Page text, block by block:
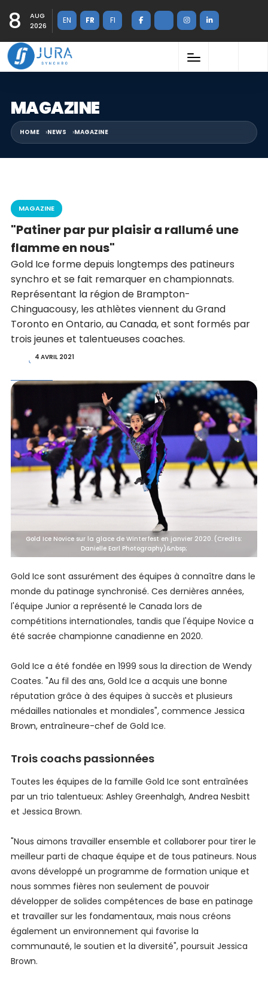
8
AUG
2026
EN FR FI
MAGAZINE
HOME NEWS MAGAZINE
MAGAZINE
"Patiner par pur plaisir a rallumé une
flamme en nous"
Gold Ice forme depuis longtemps des patineurs
synchro et se fait remarquer en championnats.
Représentant la région de Brampton-
Chinguacousy, les athlètes viennent du Grand
Toronto en Ontario, au Canada, et sont formés par
trois jeunes et talentueuses coaches.
4 AVRIL 2021
Gold Ice Novice sur la glace de Winterfest en janvier 2020. (Credits:
Danielle Earl Photography)&nbsp;
Gold Ice sont assurément des équipes à connaître dans le
monde du patinage synchronisé. Ces dernières années,
l'équipe Junior a représenté le Canada lors de
compétitions internationales, tandis que l'équipe Novice a
été sacrée championne canadienne en 2020.
Gold Ice a été fondée en 1999 sous la direction de Wendy
Coates. "Au fil des ans, Gold Ice a acquis une bonne
réputation grâce à des équipes à succès et plusieurs
médailles nationales et mondiales", commence Jessica
Brown, entraîneure-chef de Gold Ice.
Trois coachs passionnées
Toutes les équipes de la famille Gold Ice sont entraînées
par un trio talentueux: Ashley Greenhalgh, Andrea Nesbitt
et Jessica Brown.
"Nous aimons travailler ensemble et collaborer pour tirer le
meilleur parti de chaque équipe et de tous patineurs. Nous
avons développé un programme de formation unique et
nous sommes fières non seulement de pouvoir
développer de solides compétences de base en patinage
et travailler sur les fondamentaux, mais nous créons
également un environnement qui favorise la
communauté, le soutien et la diversité", poursuit Jessica
Brown.